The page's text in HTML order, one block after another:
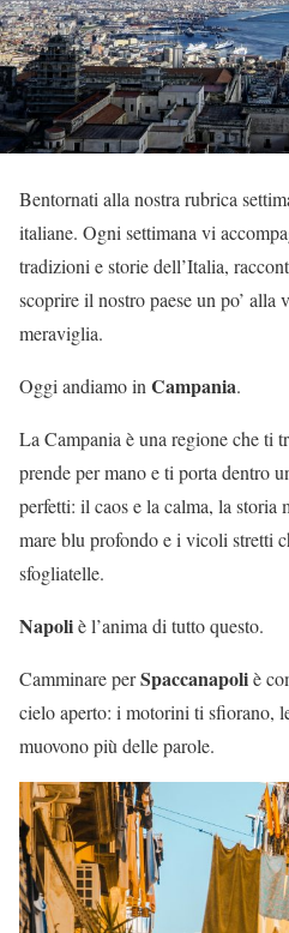
Bentornati alla nostra rubrica
italiane. Ogni settimana vi
tradizioni e storie dell’Italia,
scoprire il nostro paese un po’ alla
meraviglia.
Oggi andiamo in Campania.
La Campania è una regione che ti
prende per mano e ti porta dentro
perfetti: il caos e la calma, la storia
mare blu profondo e i vicoli stretti
sfogliatelle.
Napoliè l’anima di tutto questo.
Camminare perSpaccanapoliè
cielo aperto: i motorini ti sfiorano,
muovono più delle parole.